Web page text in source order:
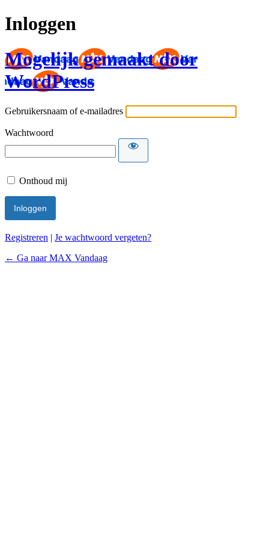
Inloggen
Mogelijk gemaakt door
WordPress
Gebruikersnaam of e-mailadres
Wachtwoord
Onthoud mij
Registreren | Je wachtwoord vergeten?
← Ga naar MAX Vandaag